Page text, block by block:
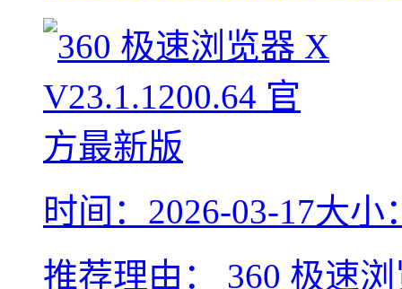
时间：2026-03-17大小
推荐理由：
360 极速